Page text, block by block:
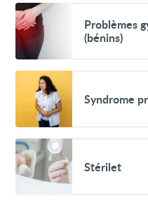
(aménorrhée)
Voir
Problèmes
gynécologiques
légers
(bénins)
Problèmes
(bénins)
Voir
Syndrome
prémenstruel
(SPM)
Syndrome
Voir
Stérilet
Stérilet